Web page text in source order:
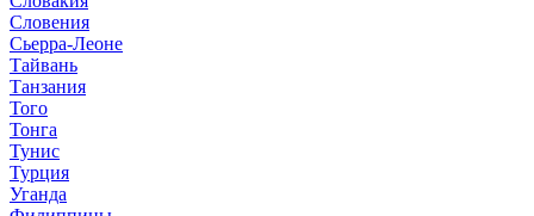
Словения
Сьерра-Леоне
Тайвань
Танзания
Того
Тонга
Тунис
Турция
Уганда